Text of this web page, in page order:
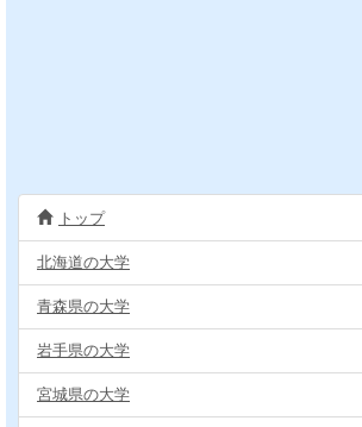
トップ
北海道の大学
青森県の大学
岩手県の大学
宮城県の大学